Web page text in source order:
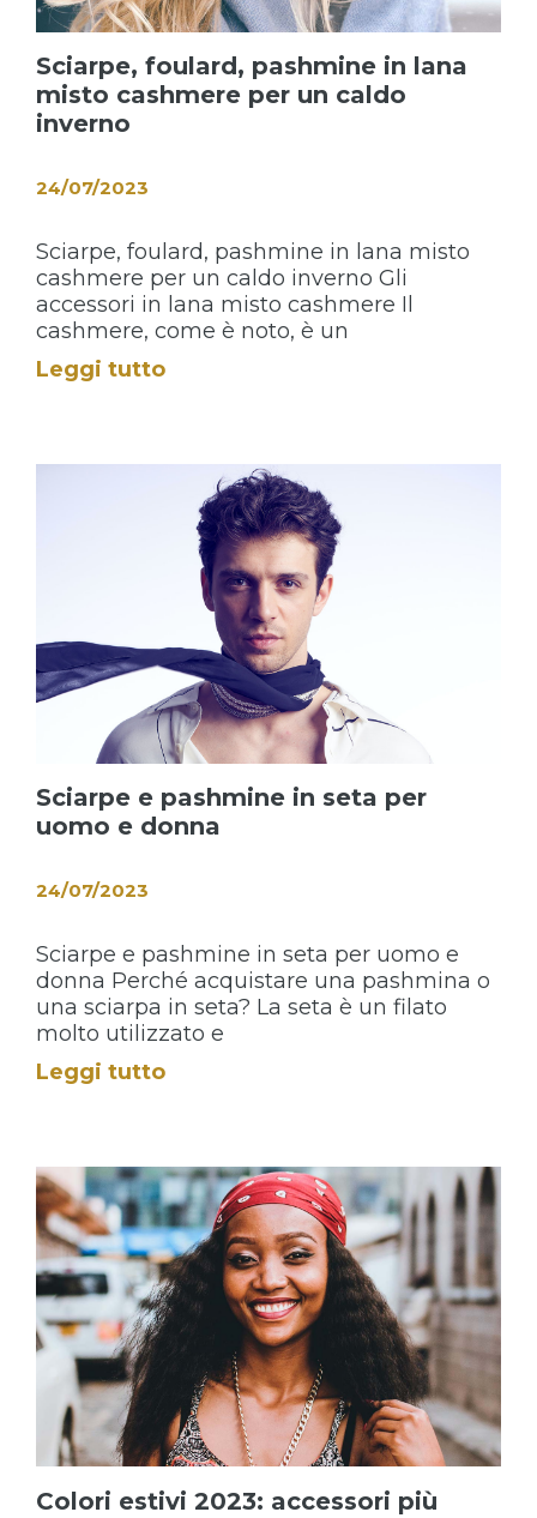
Sciarpe, foulard, pashmine in lana
misto cashmere per un caldo
inverno
24/07/2023
Sciarpe, foulard, pashmine in lana misto
cashmere per un caldo inverno Gli
accessori in lana misto cashmere Il
cashmere, come è noto, è un
Leggi tutto
Sciarpe e pashmine in seta per
uomo e donna
24/07/2023
Sciarpe e pashmine in seta per uomo e
donna Perché acquistare una pashmina o
una sciarpa in seta? La seta è un filato
molto utilizzato e
Leggi tutto
Colori estivi 2023: accessori più